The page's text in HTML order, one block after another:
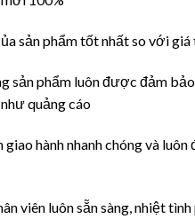
sản phẩm tốt nhất so với
sản phẩm luôn được đảm
quảng cáo
giao hành nhanh chóng và
viên luôn sẵn sàng, nhiệt